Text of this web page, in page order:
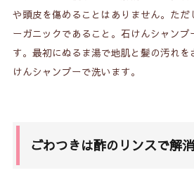
や頭皮を傷めることはありません。ただ
ーガニックであること。石けんシャンプ
す。最初にぬるま湯で地肌と髪の汚れ
けんシャンプーで洗います。
ごわつきは酢のリンスで解消